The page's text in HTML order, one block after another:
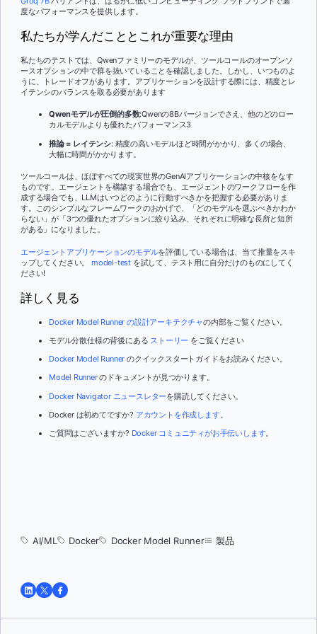
度なパフォーマンスを提供します。
私たちが学んだこととこれが重要な理由
私たちのテストでは、Qwenファミリーのモデルが、ツールコールのオープンソ
ースオプションの中で群を抜いていることを確認しました。しかし、いつものよ
うに、トレードオフがあります。アプリケーションを設計する際には、精度とレ
イテンシのバランスを取る必要があります
Qwenモデルが圧倒的多数:Qwenの8Bバージョンでさえ、他のどのロー
カルモデルよりも優れたパフォーマンス3
推論 = レイテンシ: 精度の高いモデルほど時間がかかり、多くの場合、
大幅に時間がかかります。
ツールコールは、ほぼすべての現実世界のGenAIアプリケーションの中核をなす
ものです。エージェントを構築する場合でも、エージェントのワークフローを作
成する場合でも、LLMはいつどのように行動すべきかを把握する必要がありま
す。このシンプルなフレームワークのおかげで、「どのモデルを選ぶべきかわか
らない」が「3つの優れたオプションに絞り込み、それぞれに明確な長所と短所
がある」になりました。
エージェントアプリケーションのモデルを評価している場合は、当て推量をスキ
ップしてください。
model-test を試して、テスト用に自分だけのものにしてく
ださい!
詳しく見る
Docker Model Runner の設計アーキテクチャの内部をご覧ください。
モデル分散仕様の背後にある ストーリー をご覧ください
Docker Model Runner のクイックスタートガイドをお読みください。
Model Runnerのドキュメントが見つかります。
Docker Navigator ニュースレターを購読してください。
Docker は初めてですか? アカウントを作成します。
ご質問はございますか? Docker コミュニティがお手伝いします。
AI/ML Docker Docker Model Runner 製品